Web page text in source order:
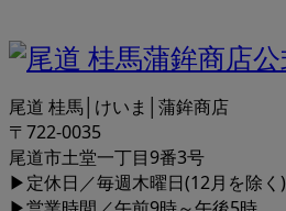
尾道 桂馬│けいま│蒲鉾商店
〒722-0035
尾道市土堂一丁目9番3号
▶定休日／毎週木曜日(12月を除く)